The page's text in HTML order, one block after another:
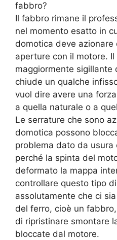
fabbro?
Il fabbro rimane il
nel momento esatto in
domotica deve
aperture con il motore.
maggiormente sigillante
chiude un qualche
vuol dire avere una
a quella naturale o a
Le serrature che sono
domotica possono
problema dato da usura
perché la spinta del
deformato la mappa
controllare questo tipo
assolutamente che ci
del ferro, cioè un
di ripristinare smontare
bloccate dal motore.